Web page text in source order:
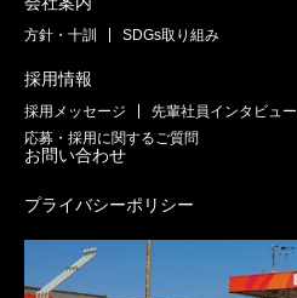
方針・十訓 SDGs取り組み
採用情報
採用メッセージ
先輩社員インタビュー
応募・採用に関するご質問
お問い合わせ
プライバシーポリシー